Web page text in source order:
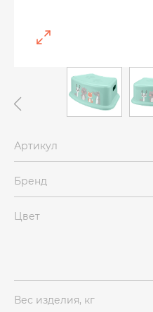
Артикул
Бренд
Цвет
Вес изделия, кг